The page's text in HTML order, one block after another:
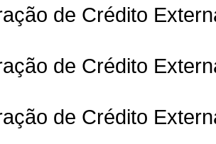
de Crédito
de Crédito
de Crédito